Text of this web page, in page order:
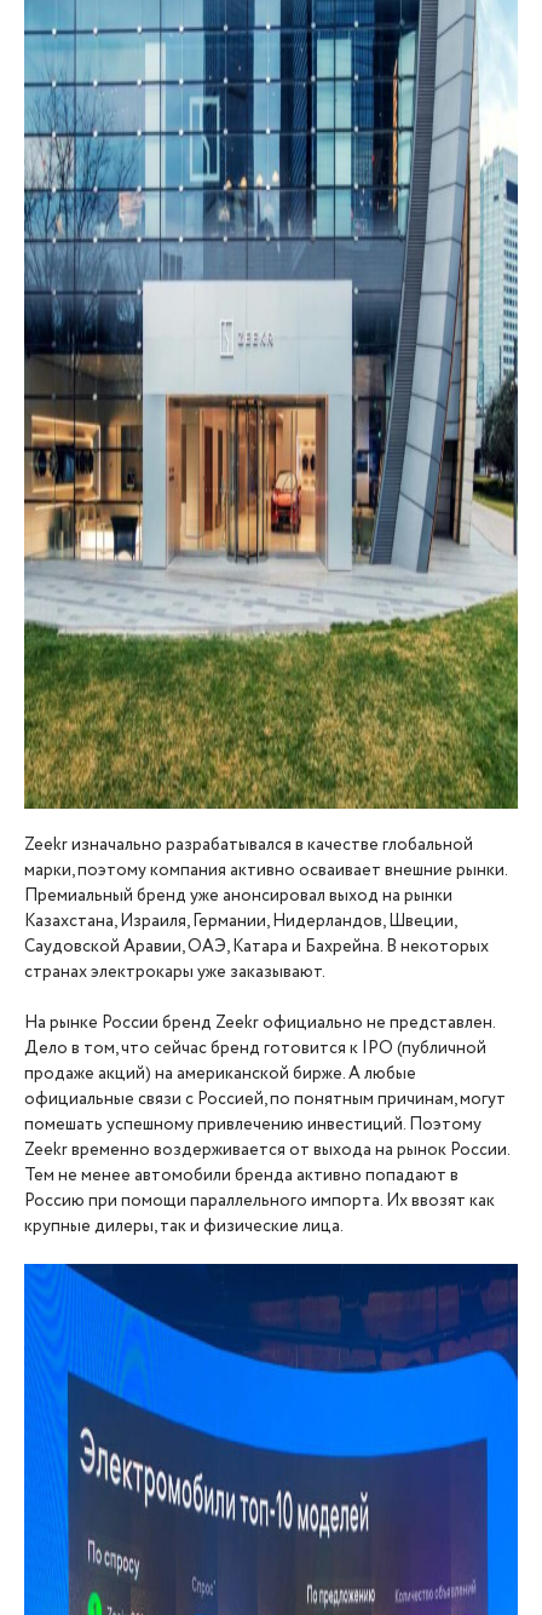
Zeekr изначально разрабатывался в качестве глобальной
марки, поэтому компания активно осваивает внешние рынки.
Премиальный бренд уже анонсировал выход на рынки
Казахстана, Израиля, Германии, Нидерландов, Швеции,
Саудовской Аравии, ОАЭ, Катара и Бахрейна. В некоторых
странах электрокары уже заказывают.
На рынке России бренд Zeekr официально не представлен.
Дело в том, что сейчас бренд готовится к IPO (публичной
продаже акций) на американской бирже. А любые
официальные связи с Россией, по понятным причинам, могут
помешать успешному привлечению инвестиций. Поэтому
Zeekr временно воздерживается от выхода на рынок России.
Тем не менее автомобили бренда активно попадают в
Россию при помощи параллельного импорта. Их ввозят как
крупные дилеры, так и физические лица.